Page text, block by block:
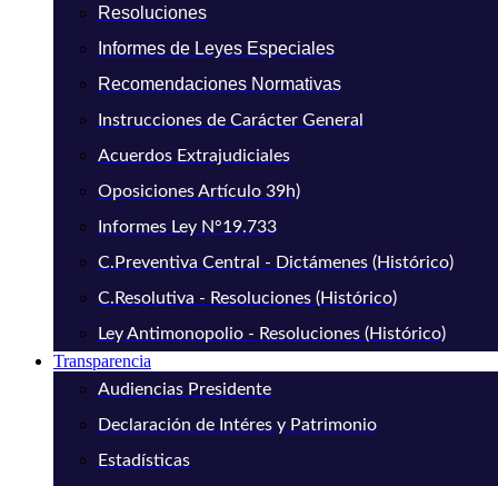
Resoluciones
Informes de Leyes Especiales
Recomendaciones Normativas
Instrucciones de Carácter General
Acuerdos Extrajudiciales
Oposiciones Artículo 39h)
Informes Ley N°19.733
C.Preventiva Central - Dictámenes (Histórico)
C.Resolutiva - Resoluciones (Histórico)
Ley Antimonopolio - Resoluciones (Histórico)
Transparencia
Audiencias Presidente
Declaración de Intéres y Patrimonio
Estadísticas